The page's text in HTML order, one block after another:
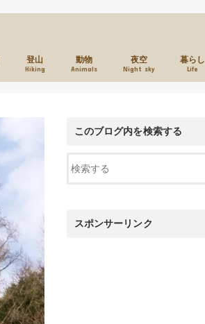
登山
Hiking
動物
Animals
夜空
Night sky
暮らし
Life
このブログ内を検索する
スポンサーリンク